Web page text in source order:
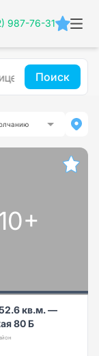
987-76-31
Поиск
кв.м. —
80 Б